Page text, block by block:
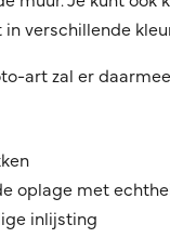
verschillende
art zal er
oplage met
inlijsting